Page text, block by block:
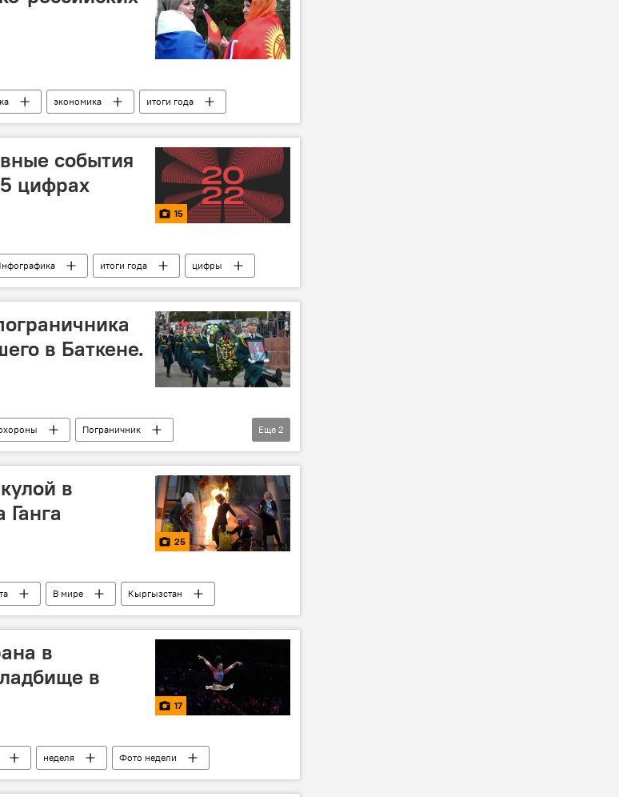
экономика итоги года
события
цифрах
15
итоги года цифры
в Баткене.
Пограничник
Еще 2
в
25
В мире Кыргызстан
в
в
17
неделя Фото недели